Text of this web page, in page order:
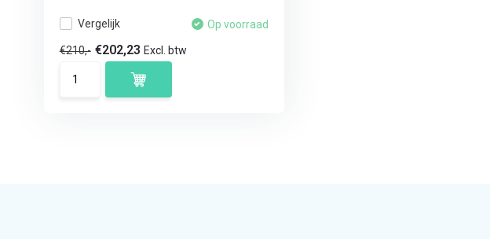
Vergelijk Op voorraad
€210,- €202,23 Excl. btw